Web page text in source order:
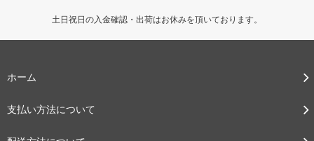
土日祝日の入金確認・出荷はお休みを頂いております。
ホーム
支払い方法について